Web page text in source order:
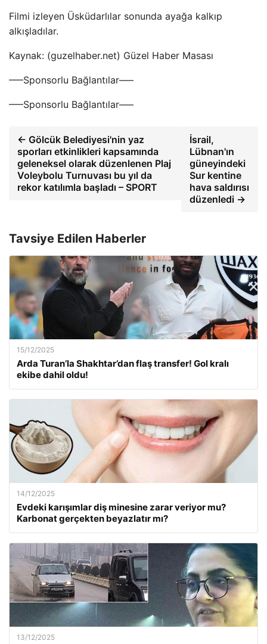
Filmi izleyen Üsküdarlılar sonunda ayağa kalkıp
alkışladılar.
Kaynak: (guzelhaber.net) Güzel Haber Masası
—–Sponsorlu Bağlantılar—–
—–Sponsorlu Bağlantılar—–
← Gölcük Belediyesi'nin yaz
sporları etkinlikleri kapsamında
geleneksel olarak düzenlenen Plaj
Voleybolu Turnuvası bu yıl da
rekor katılımla başladı – SPORT
İsrail,
Lübnan'ın
güneyindeki
Sur kentine
hava saldırısı
düzenledi →
Tavsiye Edilen Haberler
15/12/2025
Arda Turan’la Shakhtar’dan flaş transfer! Gol kralı
ekibe dahil oldu!
14/12/2025
Evdeki karışımlar diş minesine zarar veriyor mu?
Karbonat gerçekten beyazlatır mı?
13/12/2025